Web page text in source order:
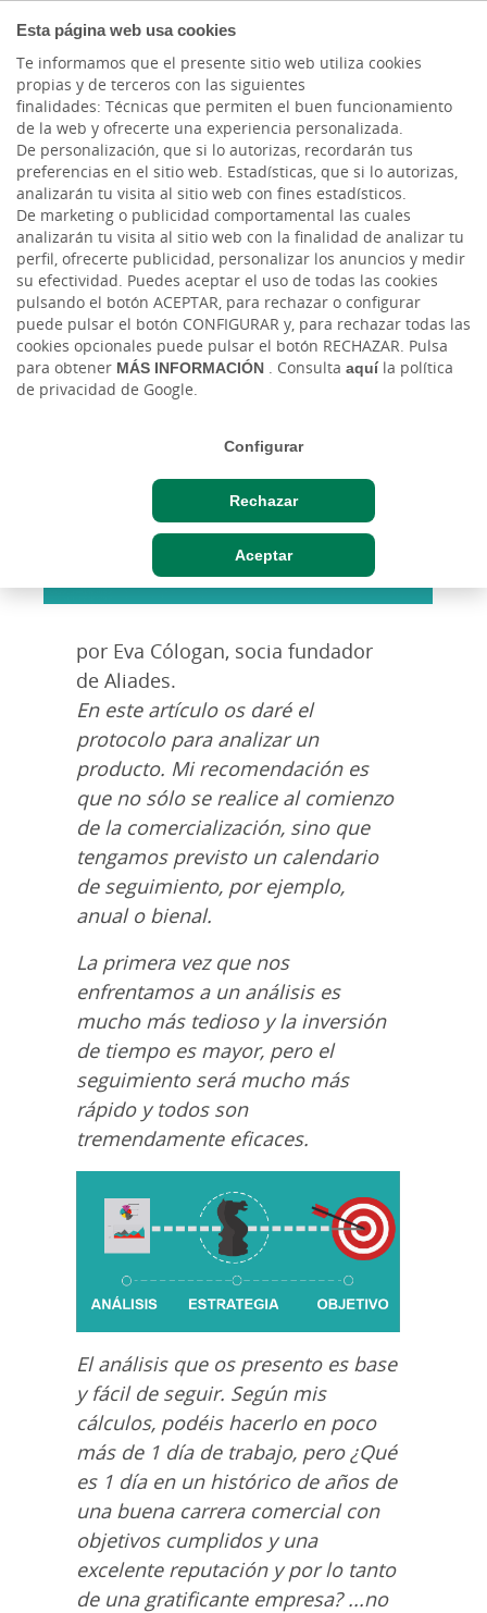
Esta página web usa cookies
Te informamos que el presente sitio web utiliza cookies
propias y de terceros con las siguientes
finalidades: Técnicas que permiten el buen funcionamiento
de la web y ofrecerte una experiencia personalizada.
De personalización, que si lo autorizas, recordarán tus
preferencias en el sitio web. Estadísticas, que si lo autorizas,
analizarán tu visita al sitio web con fines estadísticos.
De marketing o publicidad comportamental las cuales
analizarán tu visita al sitio web con la finalidad de analizar tu
perfil, ofrecerte publicidad, personalizar los anuncios y medir
su efectividad. Puedes aceptar el uso de todas las cookies
pulsando el botón ACEPTAR, para rechazar o configurar
puede pulsar el botón CONFIGURAR y, para rechazar todas las
cookies opcionales puede pulsar el botón RECHAZAR. Pulsa
para obtener MÁS INFORMACIÓN . Consulta aquíla política
de privacidad de Google.
Configurar
Rechazar
Aceptar
Actualidad
Análisis Comercial, ¿Por
qué todo tiene un inicio?
Mar, 19/09/2017 - 12:00
por Eva Cólogan, socia fundador
de Aliades.
En este artículo os daré el
protocolo para analizar un
producto. Mi recomendación es
que no sólo se realice al comienzo
de la comercialización, sino que
tengamos previsto un calendario
de seguimiento, por ejemplo,
anual o bienal.
La primera vez que nos
enfrentamos a un análisis es
mucho más tedioso y la inversión
de tiempo es mayor, pero el
seguimiento será mucho más
rápido y todos son
tremendamente eficaces.
El análisis que os presento es base
y fácil de seguir. Según mis
cálculos, podéis hacerlo en poco
más de 1 día de trabajo, pero ¿Qué
es 1 día en un histórico de años de
una buena carrera comercial con
objetivos cumplidos y una
excelente reputación y por lo tanto
de una gratificante empresa? ...no